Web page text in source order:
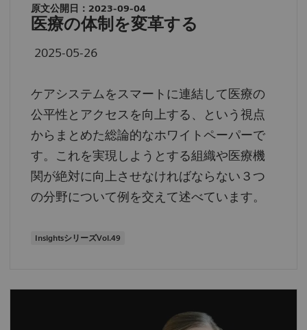
原文公開日：2023-09-04
医療の体制を変革する
2025-05-26
ケアシステムをスマートに連結して医療の
公平性とアクセスを向上する、という視点
からまとめた総論的なホワイトペーパーで
す。これを実現しようとする組織や医療機
関が絶対に向上させなければならない３つ
の分野について例を交えて述べています。
InsightsシリーズVol.49